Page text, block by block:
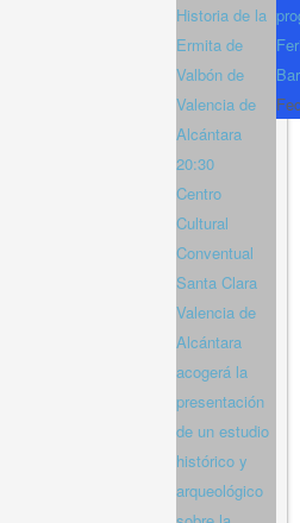
Historia de la
Ermita de
Valbón de
Valencia de
Alcántara
20:30
Centro
Cultural
Conventual
Santa Clara
Valencia de
Alcántara
acogerá la
presentación
de un estudio
histórico y
arqueológico